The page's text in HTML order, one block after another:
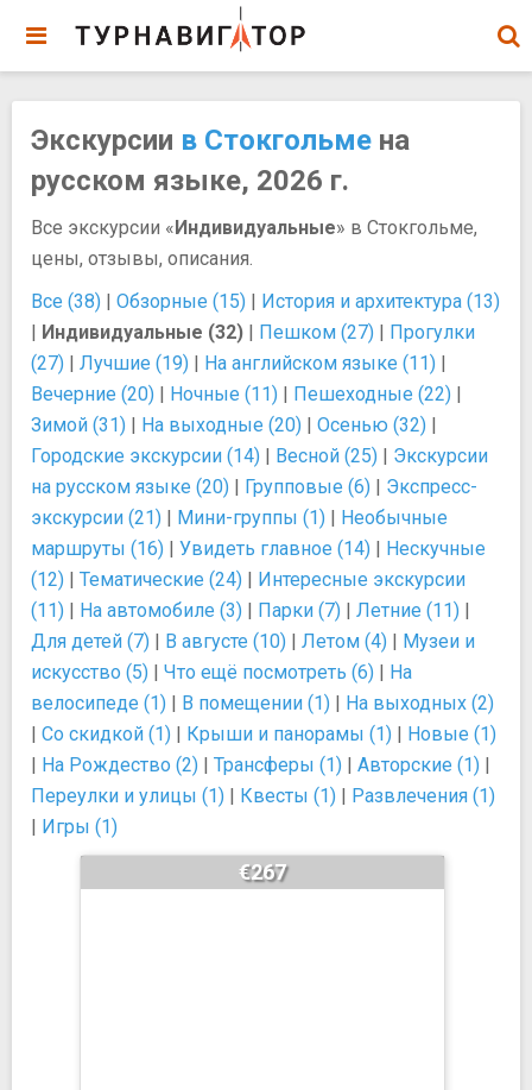
Экскурсии в Стокгольме на
русском языке, 2026 г.
Все экскурсии «Индивидуальные» в Стокгольме,
цены, отзывы, описания.
Все (38) | Обзорные (15) | История и архитектура (13)
| Индивидуальные (32) | Пешком (27) | Прогулки
(27) | Лучшие (19) | На английском языке (11) |
Вечерние (20) | Ночные (11) | Пешеходные (22) |
Зимой (31) | На выходные (20) | Осенью (32) |
Городские экскурсии (14) | Весной (25) | Экскурсии
на русском языке (20) | Групповые (6) | Экспресс-
экскурсии (21) | Мини-группы (1) | Необычные
маршруты (16) | Увидеть главное (14) | Нескучные
(12) | Тематические (24) | Интересные экскурсии
(11) | На автомобиле (3) | Парки (7) | Летние (11) |
Для детей (7) | В августе (10) | Летом (4) | Музеи и
искусство (5) | Что ещё посмотреть (6) | На
велосипеде (1) | В помещении (1) | На выходных (2)
| Со скидкой (1) | Крыши и панорамы (1) | Новые (1)
| На Рождество (2) | Трансферы (1) | Авторские (1) |
Переулки и улицы (1) | Квесты (1) | Развлечения (1)
| Игры (1)
€267